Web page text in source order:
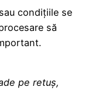
condițiile se
să
pe retuș,